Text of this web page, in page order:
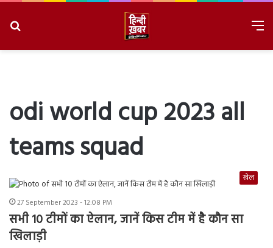
odi world cup 2023 all
teams squad
खेल
27 September 2023 - 12:08 PM
सभी 10 टीमों का ऐलान, जानें किस टीम में है कौन सा
खिलाड़ी